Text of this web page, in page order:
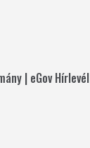
| eGov Hírlevél